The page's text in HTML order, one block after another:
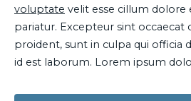
voluptate velit esse cillum dolore
pariatur. Excepteur sint occaecat
proident, sunt in culpa qui officia
id est laborum. Lorem ipsum